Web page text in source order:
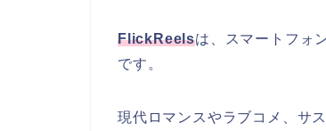
FlickReelsは、スマートフォ
です。
現代ロマンスやラブコメ、サ